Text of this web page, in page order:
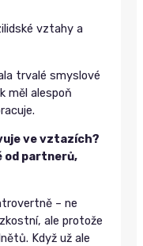
vztahy a
trvalé smyslové
měl alespoň
ve vztazích?
od partnerů,
– ne
ale protože
Když už ale